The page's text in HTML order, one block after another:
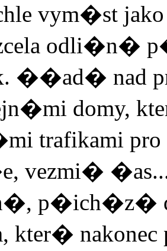
vym�st
odli�n�
��ad� nad
domy,
trafikami
vezmi�
p�ich�z�
kter� nakonec